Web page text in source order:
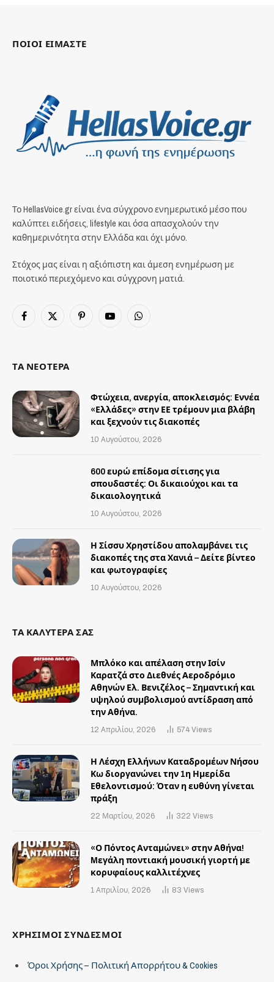
ΠΟΙΟΙ ΕΙΜΑΣΤΕ
Το HellasVoice.gr είναι ένα σύγχρονο ενημερωτικό μέσο που
καλύπτει ειδήσεις, lifestyle και όσα απασχολούν την
καθημερινότητα στην Ελλάδα και όχι μόνο.
Στόχος μας είναι η αξιόπιστη και άμεση ενημέρωση με
ποιοτικό περιεχόμενο και σύγχρονη ματιά.
Facebook
X
PinterestYouTubeWhatsApp
ΤΑ ΝΕΟΤΕΡΑ
Φτώχεια, ανεργία, αποκλεισμός: Εννέα
«Ελλάδες» στην ΕΕ τρέμουν μια βλάβη
και ξεχνούν τις διακοπές
10 Αυγούστου, 2026
600 ευρώ επίδομα σίτισης για
σπουδαστές: Οι δικαιούχοι και τα
δικαιολογητικά
10 Αυγούστου, 2026
Η Σίσσυ Χρηστίδου απολαμβάνει τις
διακοπές της στα Χανιά – Δείτε βίντεο
και φωτογραφίες
10 Αυγούστου, 2026
ΤΑ ΚΑΛΥΤΕΡΑ ΣΑΣ
Μπλόκο και απέλαση στην Ισίν
Καρατζά στο Διεθνές Αεροδρόμιο
Αθηνών Ελ. Βενιζέλος – Σημαντική και
υψηλού συμβολισμού αντίδραση από
την Αθήνα.
12 Απριλίου, 2026 574 Views
Η Λέσχη Ελλήνων Καταδρομέων Νήσου
Κω διοργανώνει την 1η Ημερίδα
Εθελοντισμού: Όταν η ευθύνη γίνεται
πράξη
22 Μαρτίου, 2026 322 Views
«Ο Πόντος Ανταμώνει» στην Αθήνα!
Mεγάλη ποντιακή μουσική γιορτή με
κορυφαίους καλλιτέχνες
1 Απριλίου, 2026 83 Views
ΧΡΗΣΙΜΟΙ ΣΥΝΔΕΣΜΟΙ
Όροι Χρήσης – Πολιτική Απορρήτου & Cookies